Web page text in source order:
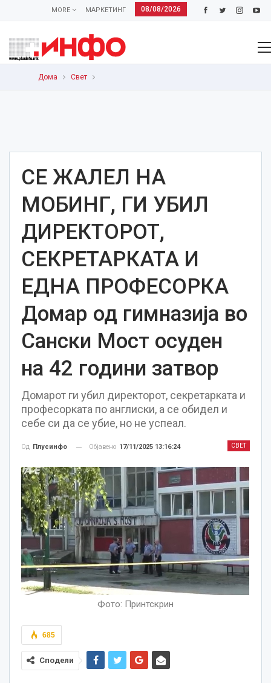
08/08/2026
МАРКЕТИНГ
MORE
Дома Свет
СЕ ЖАЛЕЛ НА
МОБИНГ, ГИ УБИЛ
ДИРЕКТОРОТ,
СЕКРЕТАРКАТА И
ЕДНА ПРОФЕСОРКА
Домар од гимназија во
Сански Мост осуден
на 42 години затвор
Домарот ги убил директорот, секретарката и
професорката по англиски, а се обидел и
себе си да се убие, но не успеал.
СВЕТ
Од Плусинфо Објавено 17/11/2025 13:16:24
Фото: Принтскрин
685
Сподели